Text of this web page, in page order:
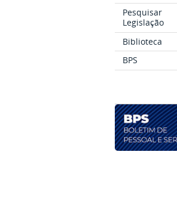
Pesquisar
Legislação
Biblioteca
BPS